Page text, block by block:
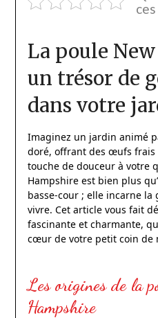
La poule
un trésor de
dans votre
Imaginez un jardin animé
doré, offrant des œufs
touche de douceur à votre
Hampshire est bien plus
basse-cour ; elle incarne la
vivre. Cet article vous fait
fascinante et charmante,
cœur de votre petit coin de
Les origines de la
Hampshire